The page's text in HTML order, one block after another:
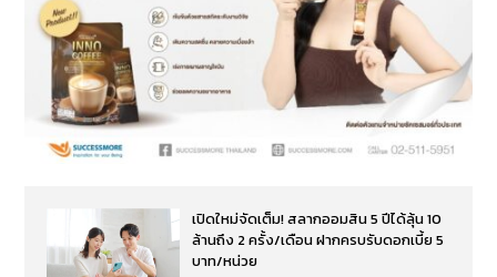
เปิดใหม่จัดเต็ม! สลากออมสิน 5 ปีได้ลุ้น 10
ล้านถึง 2 ครั้ง/เดือน ฝากครบรับดอกเบี้ย 5
บาท/หน่วย